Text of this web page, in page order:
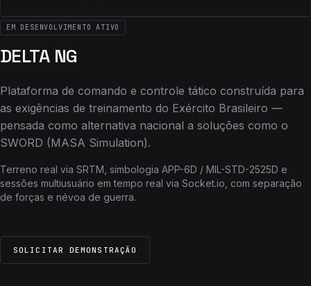
EM DESENVOLVIMENTO ATIVO
DELTA NG
Plataforma de comando e controle tático construída para
as exigências de treinamento do Exército Brasileiro —
pensada como alternativa nacional a soluções como o
SWORD (MASA Simulation).
Terreno real via SRTM, simbologia APP-6D / MIL-STD-2525D e
sessões multiusuário em tempo real via Socket.io, com separação
de forças e névoa de guerra.
SOLICITAR DEMONSTRAÇÃO